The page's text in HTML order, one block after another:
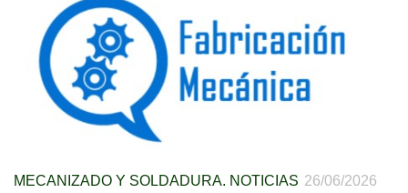
MECANIZADO Y SOLDADURA. NOTICIAS 26/06/2026